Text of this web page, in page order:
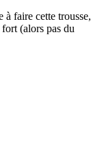
à faire cette trousse,
(alors pas du